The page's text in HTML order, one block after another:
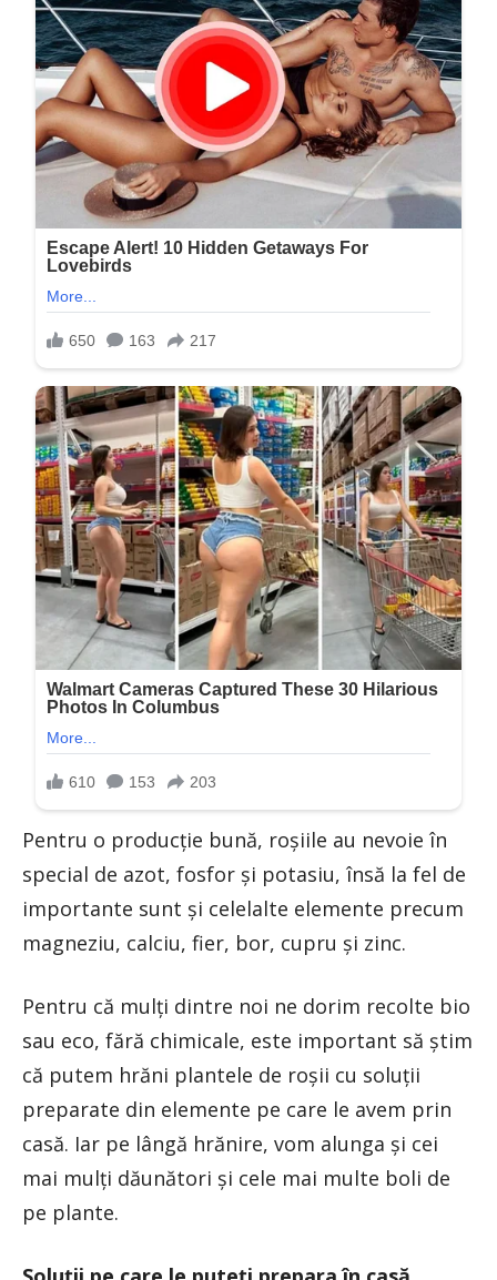
Pentru o producție bună, roșiile au nevoie în
special de azot, fosfor și potasiu, însă la fel de
importante sunt și celelalte elemente precum
magneziu, calciu, fier, bor, cupru și zinc.
Pentru că mulți dintre noi ne dorim recolte bio
sau eco, fără chimicale, este important să știm
că putem hrăni plantele de roșii cu soluții
preparate din elemente pe care le avem prin
casă. Iar pe lângă hrănire, vom alunga și cei
mai mulți dăunători și cele mai multe boli de
pe plante.